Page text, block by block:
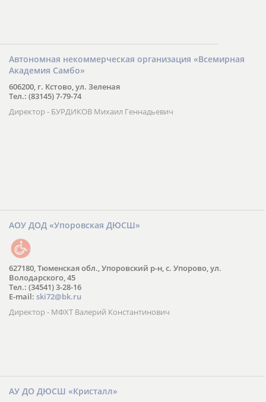
Автономная некоммерческая организация «Всемирная
Академия Самбо»
606200, г. Кстово, ул. Зеленая
Тел.: (83145) 7-79-74
Директор - БУРДИКОВ Михаил Геннадьевич
АОУ ДОД «Упоровская ДЮСШ»
627180, Тюменская обл., Упоровский р-н, с. Упорово, ул.
Володарского, 45
Тел.: (34541) 3-28-16
E-mail: ski72@bk.ru
Директор - МФХТ Валерий Константинович
АУ ДО ДЮСШ «Кристалл»